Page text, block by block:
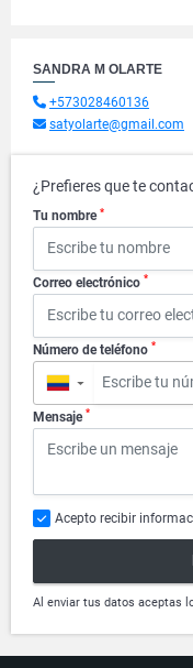
SANDRA M OLARTE
+573028460136
satyolarte@gmail.com
¿Prefieres que te
Tu nombre *
Correo electrónico *
Número de teléfono *
▼
Mensaje *
Acepto recibir
Al enviar tus datos aceptas